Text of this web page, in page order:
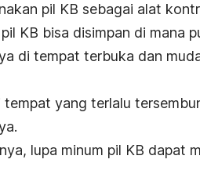
pil KB sebagai alat
KB bisa disimpan di mana
di tempat terbuka dan
yang terlalu
lupa minum pil KB dapat